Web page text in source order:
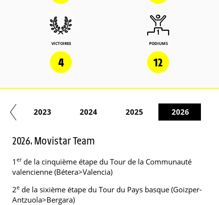
VICTOIRES
4
PODIUMS
12
2023 2024 2025 2026
2026. Movistar Team
1 erde la cinquième étape du Tour de la Communauté
valencienne (Bétera>Valencia)
2e de la sixième étape du Tour du Pays basque (Goizper-
Antzuola>Bergara)